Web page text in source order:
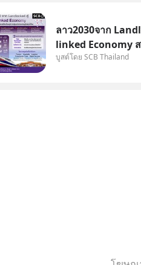
ลาว2030จาก
linked Economy
บทบาทจาก “ประเท
บูสต์โดย SCB Thailand